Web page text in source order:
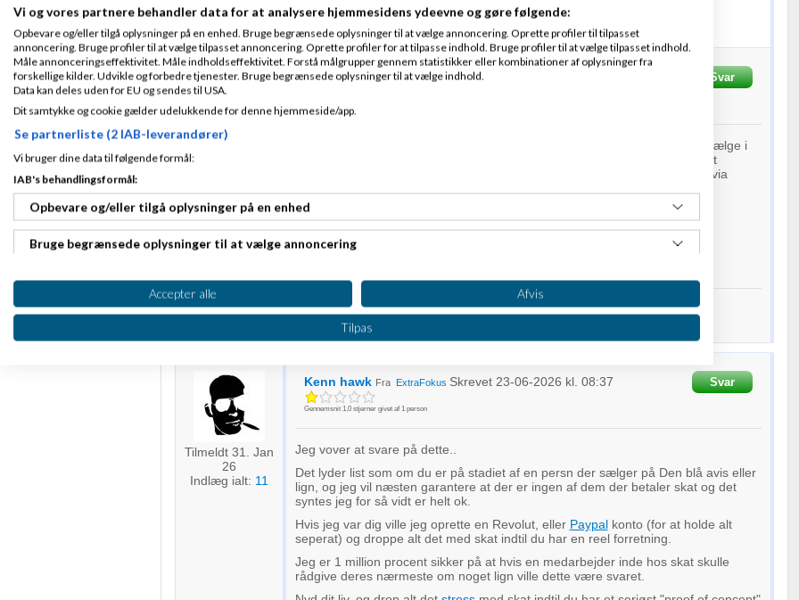
6 stærke Ivæksætterbøger - e-bøger/paperbacks - letlæste
I LINK HER
Intro til regnskab - og Fradrag - e-bøger letlæsteI LINK HER
Min gratis blogwww.johnhannover.com
Tilmeldt 2. Mar
46832
Cookie - John Hannover FraJohn Hannover Svar
driller men jeg prøver med et svar igen. Det er korrekt du ikke må sælge i
EU når du ikke er momsregistreret blandt andet fordi momsgrænser er helt
forskellige i de forskellige EU lande og alt eu handet Registreres statistisk via
Ulegistrerede
du kan frivilligt momsregistreret dig og så er markedet åbent
du kan frivilligt momsregistreret dig og så er markedet åbent
6 stærke Ivæksætterbøger - e-bøger/paperbacks - letlæste
Intro til regnskab - og Fradrag - e-bøger letlæsteI LINK HER
Min gratis blogwww.johnhannover.com
Tilmeldt 31. Jan
26
Indlæg ialt: 11
Kenn hawk Fra ExtraFokus Skrevet 23-06-2026 kl. 08:37
Gennemsnit 1,0stjerner givet af 1person
Svar
Jeg vover at svare på dette..
Det lyder list som om du er på stadiet af en persn der sælger på Den blå avis eller
lign, og jeg vil næsten garantere at der er ingen af dem der betaler skat og det
syntes jeg for så vidt er helt ok.
Hvis jeg var dig ville jeg oprette en Revolut, eller Paypalkonto (for at holde alt
seperat) og droppe alt det med skat indtil du har en reel forretning.
Jeg er 1 million procent sikker på at hvis en medarbejder inde hos skat skulle
rådgive deres nærmeste om noget lign ville dette være svaret.
Vi og vores partnere behandler data for at analysere hjemmesidens ydeevne og gøre følgende:
Opbevare og/eller tilgå oplysninger på en enhed. Bruge begrænsede oplysninger til at vælge annoncering. Oprette profiler til tilpasset
annoncering. Bruge profiler til at vælge tilpasset annoncering. Oprette profiler for at tilpasse indhold. Bruge profiler til at vælge tilpasset indhold.
Måle annonceringseffektivitet. Måle indholdseffektivitet. Forstå målgrupper gennem statistikker eller kombinationer af oplysninger fra
forskellige kilder. Udvikle og forbedre tjenester. Bruge begrænsede oplysninger til at vælge indhold.
Data kan deles uden for EU og sendes til USA.
Dit samtykke og cookie gælder udelukkende for denne hjemmeside/app.
Se partnerliste (2 IAB-leverandører)
Vi bruger dine data til følgende formål:
IAB's behandlingsformål:
Opbevare og/eller tilgå oplysninger på en enhed
Bruge begrænsede oplysninger til at vælge annoncering
Oprette profiler til tilpasset annoncering
Bruge profiler til at vælge tilpasset annoncering
Bruge profiler til at vælge tilpasset indhold
Forstå målgrupper gennem statistikker eller kombinationer af oplysninger fra forskellige
Bruge begrænsede oplysninger til at vælge indhold
Accepter alle Afvis
Tilpas